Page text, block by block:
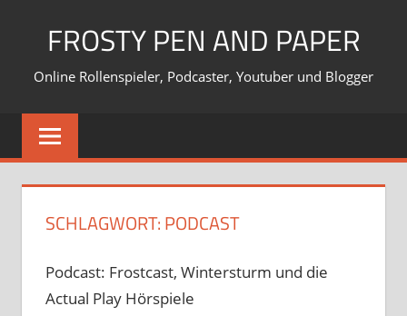
FROSTY PEN AND PAPER
Online Rollenspieler, Podcaster, Youtuber und Blogger
SCHLAGWORT:PODCAST
Podcast: Frostcast, Wintersturm und die
Actual Play Hörspiele